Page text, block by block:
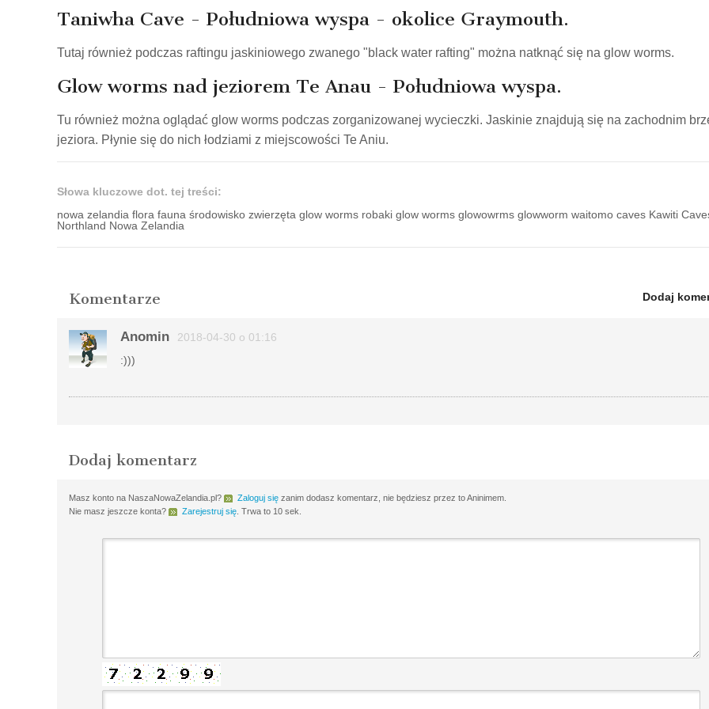
Taniwha Cave - Południowa wyspa - okolice Graymouth.
Tutaj również podczas raftingu jaskiniowego zwanego "black water rafting" można natknąć się na glow worms.
Glow worms nad jeziorem Te Anau - Południowa wyspa.
Tu również można oglądać glow worms podczas zorganizowanej wycieczki. Jaskinie znajdują się na zachodnim
jeziora. Płynie się do nich łodziami z miejscowości Te Aniu.
Słowa kluczowe dot. tej treści:
nowa zelandia flora fauna środowisko zwierzęta glow worms robaki glow worms glowowrms glowworm waitomo caves Kawiti
Northland Nowa Zelandia
Komentarze Dodaj
Anomin
2018-04-30 o 01:16
:)))
Dodaj komentarz
Masz konto na NaszaNowaZelandia.pl? Zaloguj się zanim dodasz komentarz, nie będziesz przez to Aninimem.
Nie masz jeszcze konta?
Zarejestruj się . Trwa to 10 sek.